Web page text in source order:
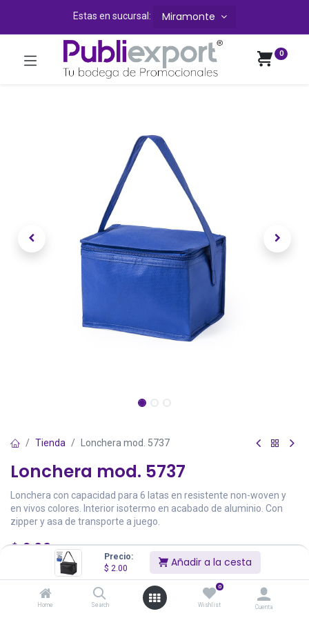
Precio:
$ 2.00 Añadir a la cesta
Home Search
0
Wishlist Cuenta
Estas en sucursal: Miramonte
0
Tienda Lonchera mod. 5737
Lonchera mod. 5737
Lonchera con capacidad para 6 latas en resistente non-woven y
en vivos colores. Interior isotermo en acabado de aluminio. Con
zipper y asa de transporte a juego.
$2.00
Precios incluyen IVA
Existencias Totales:1,623
Cantidad